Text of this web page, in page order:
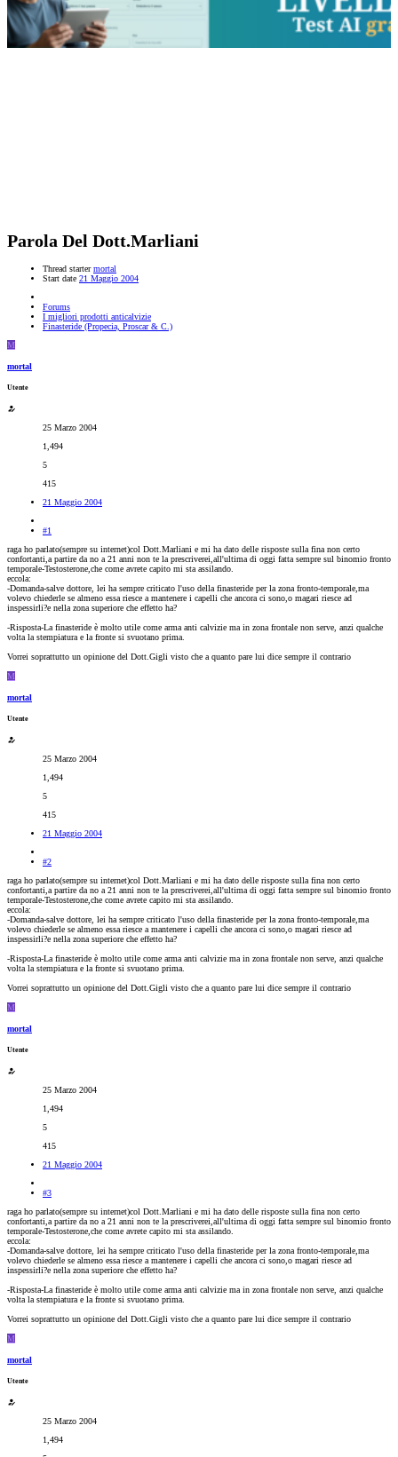
Parola Del Dott.Marliani
Thread starter mortal
Start date 21 Maggio 2004
Forums
I migliori prodotti anticalvizie
Finasteride (Propecia, Proscar & C.)
M
mortal
Utente
25 Marzo 2004
1,494
5
415
21 Maggio 2004
#1
raga ho parlato(sempre su internet)col Dott.Marliani e mi ha dato delle risposte sulla fina non certo
confortanti,a partire da no a 21 anni non te la prescriverei,all'ultima di oggi fatta sempre sul binomio fronto
temporale-Testosterone,che come avrete capito mi sta assilando.
eccola:
-Domanda-salve dottore, lei ha sempre criticato l'uso della finasteride per la zona fronto-temporale,ma
volevo chiederle se almeno essa riesce a mantenere i capelli che ancora ci sono,o magari riesce ad
inspessirli?e nella zona superiore che effetto ha?
-Risposta-La finasteride è molto utile come arma anti calvizie ma in zona frontale non serve, anzi qualche
volta la stempiatura e la fronte si svuotano prima.
Vorrei soprattutto un opinione del Dott.Gigli visto che a quanto pare lui dice sempre il contrario
M
mortal
Utente
25 Marzo 2004
1,494
5
415
21 Maggio 2004
#2
raga ho parlato(sempre su internet)col Dott.Marliani e mi ha dato delle risposte sulla fina non certo
confortanti,a partire da no a 21 anni non te la prescriverei,all'ultima di oggi fatta sempre sul binomio fronto
temporale-Testosterone,che come avrete capito mi sta assilando.
eccola:
-Domanda-salve dottore, lei ha sempre criticato l'uso della finasteride per la zona fronto-temporale,ma
volevo chiederle se almeno essa riesce a mantenere i capelli che ancora ci sono,o magari riesce ad
inspessirli?e nella zona superiore che effetto ha?
-Risposta-La finasteride è molto utile come arma anti calvizie ma in zona frontale non serve, anzi qualche
volta la stempiatura e la fronte si svuotano prima.
Vorrei soprattutto un opinione del Dott.Gigli visto che a quanto pare lui dice sempre il contrario
M
mortal
Utente
25 Marzo 2004
1,494
5
415
21 Maggio 2004
#3
raga ho parlato(sempre su internet)col Dott.Marliani e mi ha dato delle risposte sulla fina non certo
confortanti,a partire da no a 21 anni non te la prescriverei,all'ultima di oggi fatta sempre sul binomio fronto
temporale-Testosterone,che come avrete capito mi sta assilando.
eccola:
-Domanda-salve dottore, lei ha sempre criticato l'uso della finasteride per la zona fronto-temporale,ma
volevo chiederle se almeno essa riesce a mantenere i capelli che ancora ci sono,o magari riesce ad
inspessirli?e nella zona superiore che effetto ha?
-Risposta-La finasteride è molto utile come arma anti calvizie ma in zona frontale non serve, anzi qualche
volta la stempiatura e la fronte si svuotano prima.
Vorrei soprattutto un opinione del Dott.Gigli visto che a quanto pare lui dice sempre il contrario
M
mortal
Utente
25 Marzo 2004
1,494